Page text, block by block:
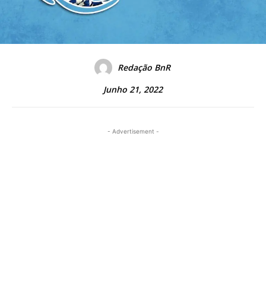
Redação BnR
Junho 21, 2022
- Advertisement -